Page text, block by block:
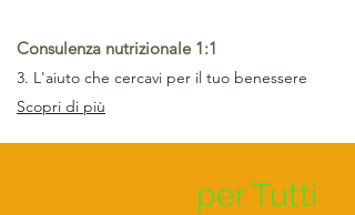
Consulenza nutrizionale 1:1
3. L'aiuto che cercavi per il tuo benessere
Scopri di più
per Tutti